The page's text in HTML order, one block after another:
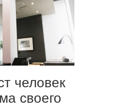
человек
своего